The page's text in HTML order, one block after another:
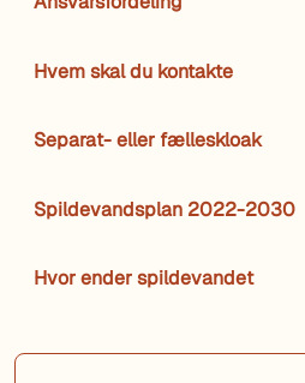
Hvem skal du kontakte
Separat- eller fælleskloak
Spildevandsplan 2022-2030
Hvor ender spildevandet